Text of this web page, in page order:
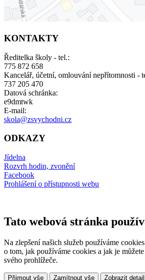
KONTAKTY
Ředitelka školy - tel.:
775 872 658
Kancelář, účetní, omlouvání nepřítomnosti -
737 205 470
Datová schránka:
e9dmtwk
E-mail:
skola@zsvychodni.cz
ODKAZY
Jídelna
Rozvrh hodin, zvonění
Facebook
Prohlášení o přístupnosti webu
Tato webová stránka
Na zlepšení našich služeb používáme
o tom, jak používáme cookies a jak je
svého prohlížeče.
Přijmout vše Zamítnout vše Zobrazit detail